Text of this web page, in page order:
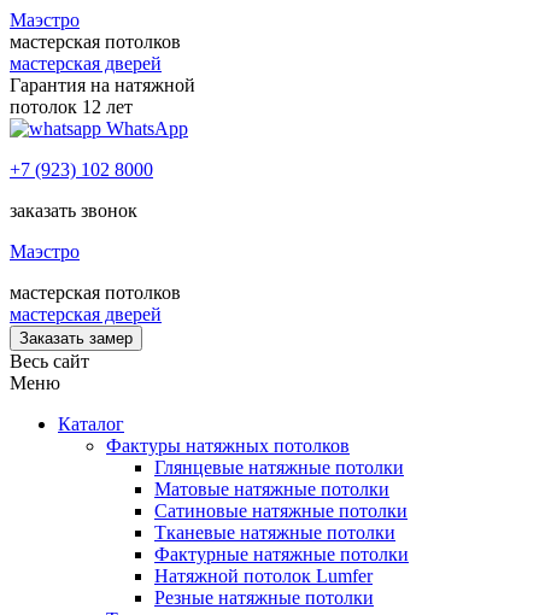
Маэстро
мастерская потолков
мастерская дверей
Гарантия на натяжной
потолок 12 лет
WhatsApp
+7 (923) 102 8000
заказать звонок
Маэстро
мастерская потолков
мастерская дверей
Заказать замер
Весь сайт
Меню
Каталог
Фактуры натяжных потолков
Глянцевые натяжные потолки
Матовые натяжные потолки
Сатиновые натяжные потолки
Тканевые натяжные потолки
Фактурные натяжные потолки
Натяжной потолок Lumfer
Резные натяжные потолки